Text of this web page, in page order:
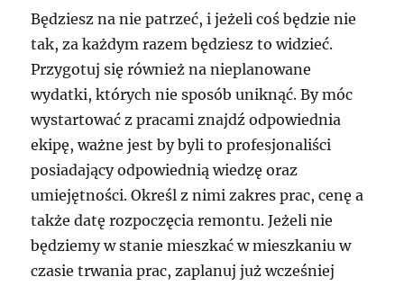
Będziesz na nie patrzeć, i jeżeli coś będzie nie
tak, za każdym razem będziesz to widzieć.
Przygotuj się również na nieplanowane
wydatki, których nie sposób uniknąć. By móc
wystartować z pracami znajdź odpowiednia
ekipę, ważne jest by byli to profesjonaliści
posiadający odpowiednią wiedzę oraz
umiejętności. Określ z nimi zakres prac, cenę a
także datę rozpoczęcia remontu. Jeżeli nie
będziemy w stanie mieszkać w mieszkaniu w
czasie trwania prac, zaplanuj już wcześniej